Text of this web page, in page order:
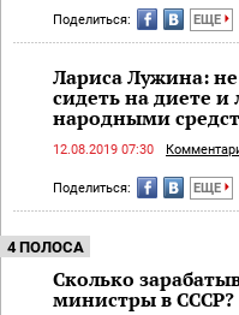
Поделиться: ЕЩЕ
Лариса Лужина:
сидеть на диете и
народными
12.08.2019 07:30
Поделиться: ЕЩЕ
4 ПОЛОСА
Сколько
министры в СССР?